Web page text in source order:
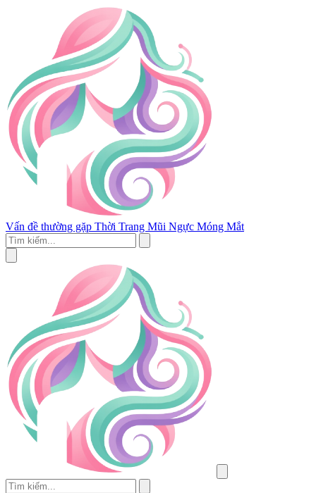
Vấn đề thường gặp Thời Trang Mũi Ngực Móng Mắt